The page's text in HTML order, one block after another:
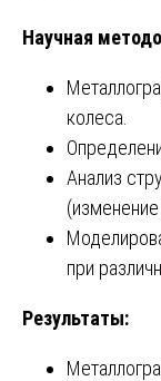
Научная
колеса.
Анализ
при
Результаты: